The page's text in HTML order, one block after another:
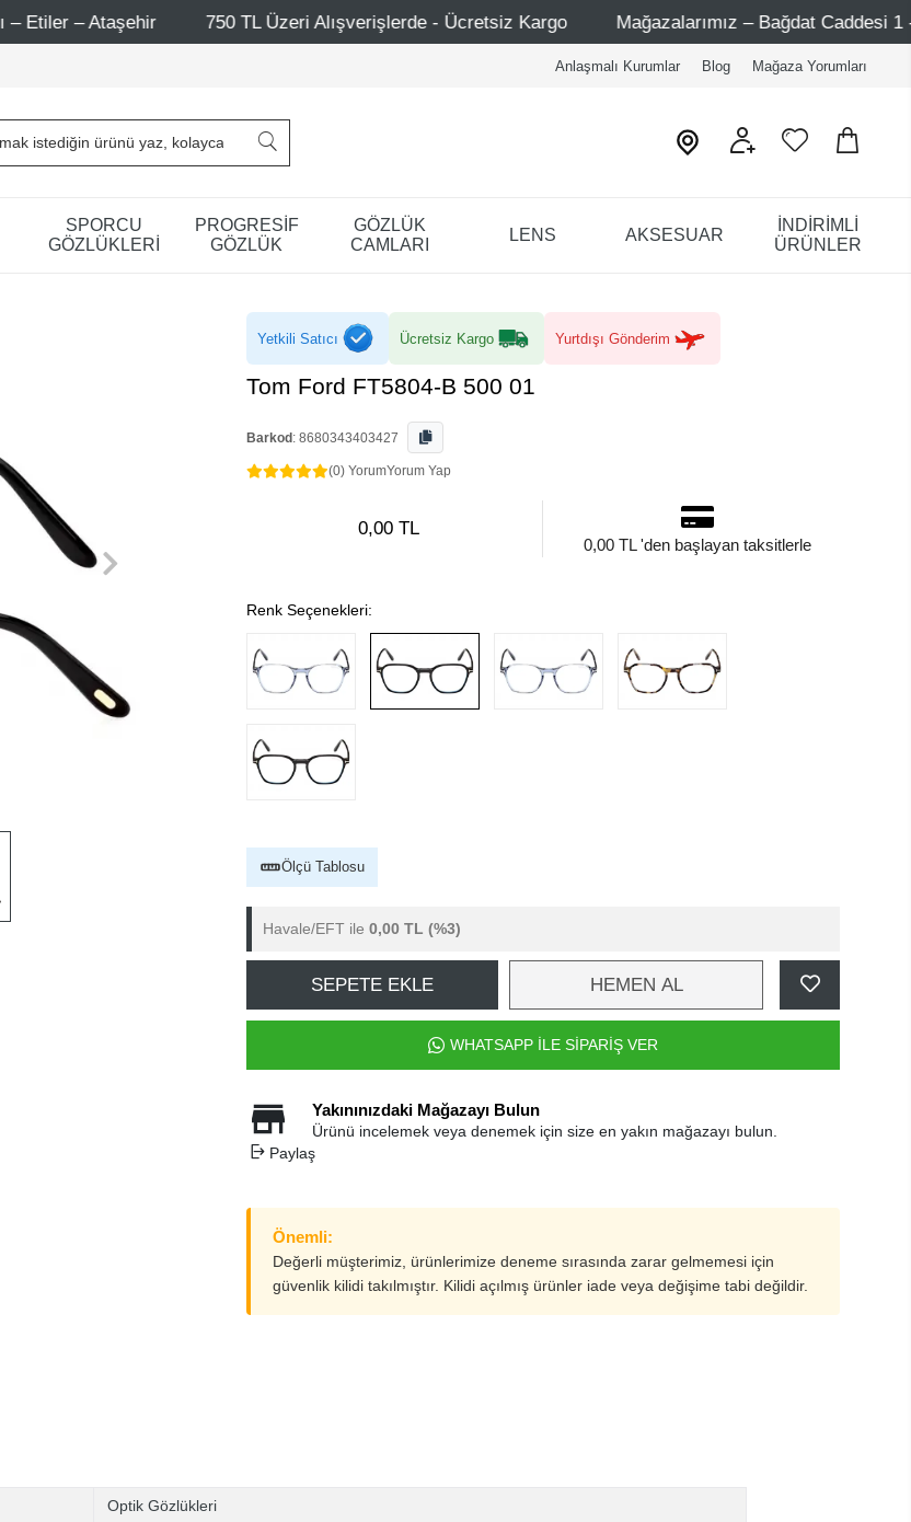
750 TL Üzeri Alışverişlerde - Ücretsiz Kargo Mağazalarımız – Bağdat Caddesi 1 - Bağdat Caddesi 2 -
Anlaşmalı Kurumlar Blog Mağaza Yorumları
SPORCU
GÖZLÜKLERİ
PROGRESİF
GÖZLÜK
GÖZLÜK
CAMLARI
LENS AKSESUAR
İNDİRİMLİ
ÜRÜNLER
Yetkili Satıcı Ücretsiz Kargo Yurtdışı Gönderim
Tom Ford FT5804-B 500 01
Barkod : 8680343403427
(0) YorumYorum Yap
0,00 TL
0,00 TL 'den başlayan taksitlerle
Renk Seçenekleri:
Ölçü Tablosu
Havale/EFT ile 0,00 TL (%3)
SEPETE EKLE HEMEN AL
WHATSAPP İLE SİPARİŞ VER
Yakınınızdaki Mağazayı Bulun
Ürünü incelemek veya denemek için size en yakın mağazayı bulun.
Paylaş
Önemli:
Değerli müşterimiz, ürünlerimize deneme sırasında zarar gelmemesi için
güvenlik kilidi takılmıştır. Kilidi açılmış ürünler iade veya değişime tabi değildir.
Optik Gözlükleri